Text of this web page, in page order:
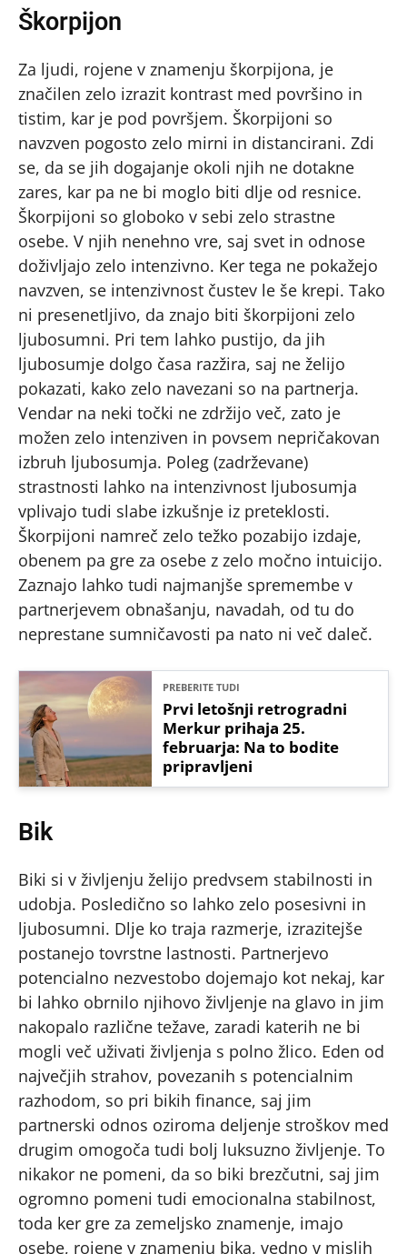
Škorpijon
Za ljudi, rojene v znamenju škorpijona, je
značilen zelo izrazit kontrast med površino in
tistim, kar je pod površjem. Škorpijoni so
navzven pogosto zelo mirni in distancirani. Zdi
se, da se jih dogajanje okoli njih ne dotakne
zares, kar pa ne bi moglo biti dlje od resnice.
Škorpijoni so globoko v sebi zelo strastne
osebe. V njih nenehno vre, saj svet in odnose
doživljajo zelo intenzivno. Ker tega ne pokažejo
navzven, se intenzivnost čustev le še krepi. Tako
ni presenetljivo, da znajo biti škorpijoni zelo
ljubosumni. Pri tem lahko pustijo, da jih
ljubosumje dolgo časa razžira, saj ne želijo
pokazati, kako zelo navezani so na partnerja.
Vendar na neki točki ne zdržijo več, zato je
možen zelo intenziven in povsem nepričakovan
izbruh ljubosumja. Poleg (zadrževane)
strastnosti lahko na intenzivnost ljubosumja
vplivajo tudi slabe izkušnje iz preteklosti.
Škorpijoni namreč zelo težko pozabijo izdaje,
obenem pa gre za osebe z zelo močno intuicijo.
Zaznajo lahko tudi najmanjše spremembe v
partnerjevem obnašanju, navadah, od tu do
neprestane sumničavosti pa nato ni več daleč.
PREBERITE TUDI
Prvi letošnji retrogradni
Merkur prihaja 25.
februarja: Na to bodite
pripravljeni
Bik
Biki si v življenju želijo predvsem stabilnosti in
udobja. Posledično so lahko zelo posesivni in
ljubosumni. Dlje ko traja razmerje, izrazitejše
postanejo tovrstne lastnosti. Partnerjevo
potencialno nezvestobo dojemajo kot nekaj, kar
bi lahko obrnilo njihovo življenje na glavo in jim
nakopalo različne težave, zaradi katerih ne bi
mogli več uživati življenja s polno žlico. Eden od
največjih strahov, povezanih s potencialnim
razhodom, so pri bikih finance, saj jim
partnerski odnos oziroma deljenje stroškov med
drugim omogoča tudi bolj luksuzno življenje. To
nikakor ne pomeni, da so biki brezčutni, saj jim
ogromno pomeni tudi emocionalna stabilnost,
toda ker gre za zemeljsko znamenje, imajo
osebe, rojene v znamenju bika, vedno v mislih